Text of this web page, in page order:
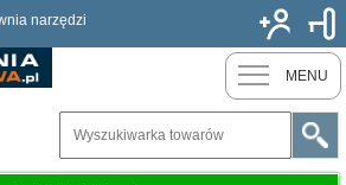
narzędzi Nowy
MENU